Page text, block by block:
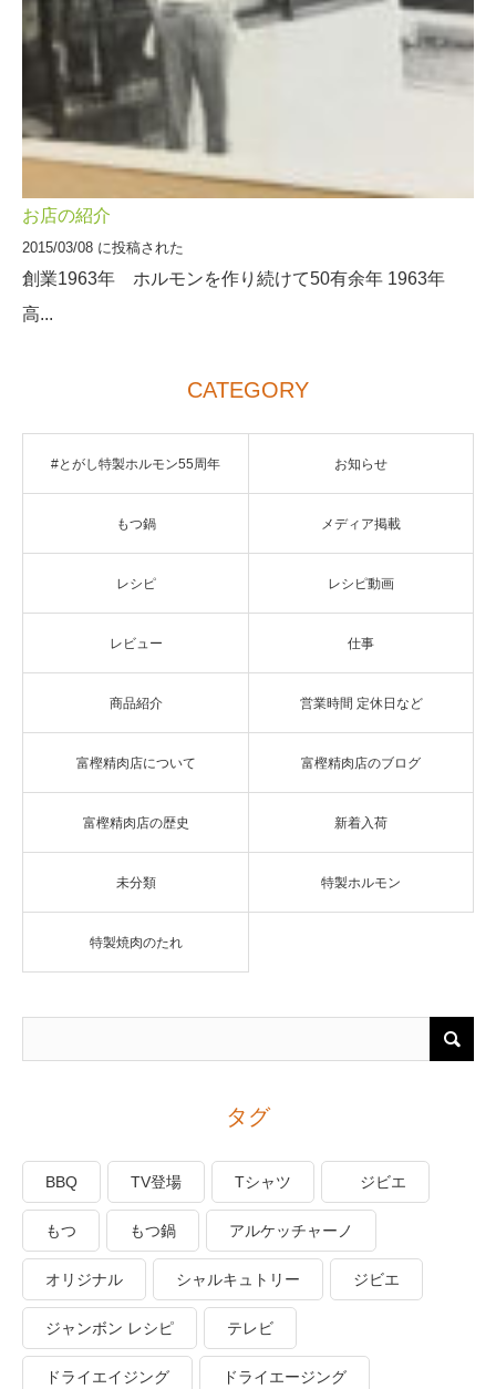
お店の紹介
2015/03/08 に投稿された
創業1963年 ホルモンを作り続けて50有余年 1963年
高...
CATEGORY
#とがし特製ホルモン55周年 お知らせ
もつ鍋 メディア掲載
レシピ レシピ動画
レビュー 仕事
商品紹介 営業時間 定休日など
富樫精肉店について 富樫精肉店のブログ
富樫精肉店の歴史 新着入荷
未分類 特製ホルモン
特製焼肉のたれ
タグ
BBQ TV登場 Tシャツ ジビエ
もつ もつ鍋 アルケッチャーノ
オリジナル シャルキュトリー ジビエ
ジャンボン レシピ テレビ
ドライエイジング ドライエージング